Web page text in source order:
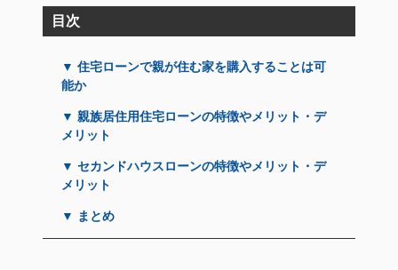
目次
▼ 住宅ローンで親が住む家を購入することは可
能か
▼ 親族居住用住宅ローンの特徴やメリット・デ
メリット
▼ セカンドハウスローンの特徴やメリット・デ
メリット
▼ まとめ